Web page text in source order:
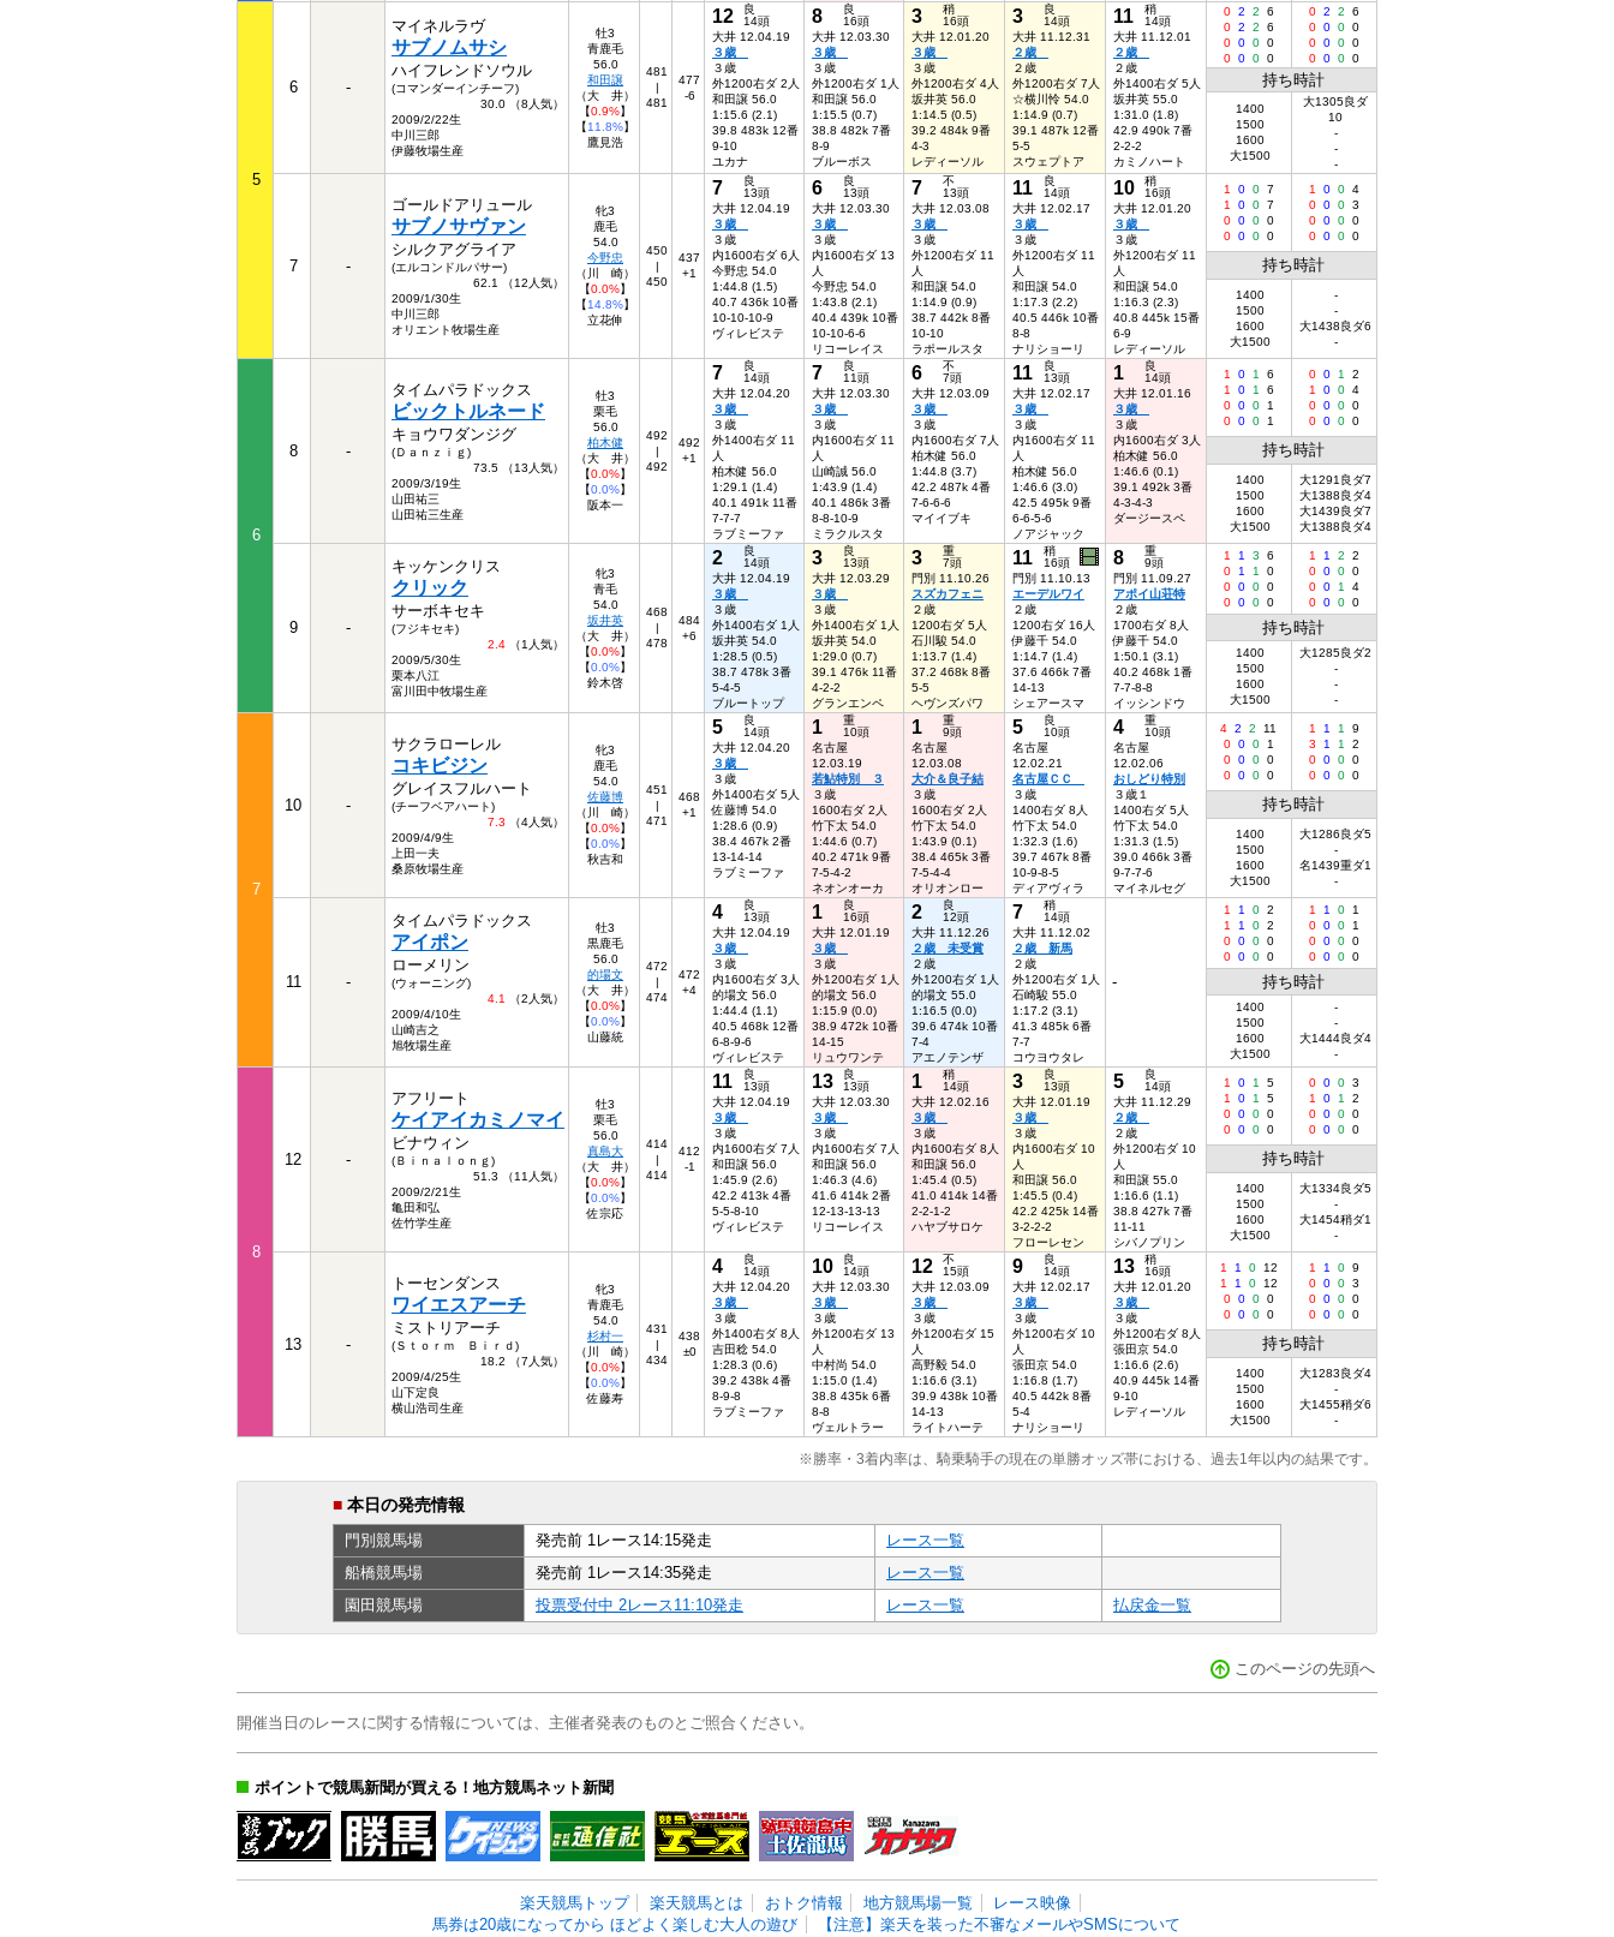
5
6 -
マイネルラヴ
サブノムサシ
ハイフレンドソウル
(コマンダーインチーフ)
30.0 （8人気）
2009/2/22生
中川三郎
伊藤牧場生産
牡3
青鹿毛
56.0
和田譲
（大 井）
【0.9%】
【11.8%】
鷹見浩
481
|
481
477
-6
12
良
14頭
大井 12.04.19
３歳
３歳
外1200右ダ 2人
和田譲 56.0
1:15.6 (2.1)
39.8 483k 12番
9-10
ユカナ
8
良
16頭
大井 12.03.30
３歳
３歳
外1200右ダ 1人
和田譲 56.0
1:15.5 (0.7)
38.8 482k 7番
8-9
ブルーボス
3
稍
16頭
大井 12.01.20
３歳
３歳
外1200右ダ 4人
坂井英 56.0
1:14.5 (0.5)
39.2 484k 9番
4-3
レディーソル
3
良
14頭
大井 11.12.31
２歳
２歳
外1200右ダ 7人
☆横川怜 54.0
1:14.9 (0.7)
39.1 487k 12番
5-5
スウェプトア
11
稍
14頭
大井 11.12.01
２歳
２歳
外1400右ダ 5人
坂井英 55.0
1:31.0 (1.8)
42.9 490k 7番
2-2-2
カミノハート
0 2 2
6
0 2 2
6
0 0 0 0
0 0 0 0
0 2 2
6
0 0 0 0
0 0 0 0
0 0 0 0
持ち時計
1400
1500
1600
大1500
大1305良ダ
10
-
-
-
7 -
ゴールドアリュール
サブノサヴァン
シルクアグライア
(エルコンドルパサー)
62.1 （12人気）
2009/1/30生
中川三郎
オリエント牧場生産
牝3
鹿毛
54.0
今野忠
（川 崎）
【0.0%】
【14.8%】
立花伸
450
|
450
437
+1
7
良
13頭
大井 12.04.19
３歳
３歳
内1600右ダ 6人
今野忠 54.0
1:44.8 (1.5)
40.7 436k 10番
10-10-10-9
ヴィレビステ
6
良
13頭
大井 12.03.30
３歳
３歳
内1600右ダ 13
人
今野忠 54.0
1:43.8 (2.1)
40.4 439k 10番
10-10-6-6
リコーレイス
7
不
13頭
大井 12.03.08
３歳
３歳
外1200右ダ 11
人
和田譲 54.0
1:14.9 (0.9)
38.7 442k 8番
10-10
ラポールスタ
11
良
14頭
大井 12.02.17
３歳
３歳
外1200右ダ 11
人
和田譲 54.0
1:17.3 (2.2)
40.5 446k 10番
8-8
ナリショーリ
10
稍
16頭
大井 12.01.20
３歳
３歳
外1200右ダ 11
人
和田譲 54.0
1:16.3 (2.3)
40.8 445k 15番
6-9
レディーソル
1 0 0 7
1
0 0 7
0 0 0 0
0 0 0 0
1 0 0 4
0 0 0 3
0 0 0 0
0 0 0 0
持ち時計
1400
1500
1600
大1500
-
-
大1438良ダ6
-
6
8 -
タイムパラドックス
ビックトルネード
キョウワダンジグ
(Ｄａｎｚｉｇ)
73.5 （13人気）
2009/3/19生
山田祐三
山田祐三生産
牡3
栗毛
56.0
柏木健
（大 井）
【0.0%】
【0.0%】
阪本一
492
|
492
492
+1
7
良
14頭
大井 12.04.20
３歳
３歳
外1400右ダ 11
人
柏木健 56.0
1:29.1 (1.4)
40.1 491k 11番
7-7-7
ラブミーファ
7
良
11頭
大井 12.03.30
３歳
３歳
内1600右ダ 11
人
山崎誠 56.0
1:43.9 (1.4)
40.1 486k 3番
8-8-10-9
ミラクルスタ
6
不
7頭
大井 12.03.09
３歳
３歳
内1600右ダ 7人
柏木健 56.0
1:44.8 (3.7)
42.2 487k 4番
7-6-6-6
マイイブキ
11
良
13頭
大井 12.02.17
３歳
３歳
内1600右ダ 11
人
柏木健 56.0
1:46.6 (3.0)
42.5 495k 9番
6-6-5-6
ノアジャック
1
良
14頭
大井 12.01.16
３歳
３歳
内1600右ダ 3人
柏木健 56.0
1:46.6 (0.1)
39.1 492k 3番
4-3-4-3
ダージースペ
1 0 1
6
1
0 1
6
0 0 0
1
0 0 0 1
0 0 1
2
1
0 0 4
0 0 0 0
0 0 0 0
持ち時計
1400
1500
1600
大1500
大1291良ダ7
大1388良ダ4
大1439良ダ7
大1388良ダ4
9 -
キッケンクリス
クリック
サーボキセキ
(フジキセキ)
2.4 （1人気）
2009/5/30生
栗本八江
富川田中牧場生産
牝3
青毛
54.0
坂井英
（大 井）
【0.0%】
【0.0%】
鈴木啓
468
|
478
484
+6
2
良
14頭
大井 12.04.19
３歳
３歳
外1400右ダ 1人
坂井英 54.0
1:28.5 (0.5)
38.7 478k 3番
5-4-5
ブルートップ
3
良
13頭
大井 12.03.29
３歳
３歳
外1400右ダ 1人
坂井英 54.0
1:29.0 (0.7)
39.1 476k 11番
4-2-2
グランエンペ
3
重
7頭
門別 11.10.26
スズカフェニ
２歳
1200右ダ 5人
石川駿 54.0
1:13.7 (1.4)
37.2 468k 8番
5-5
ヘヴンズパワ
11
稍
16頭
門別 11.10.13
エーデルワイ
２歳
1200右ダ 16人
伊藤千 54.0
1:14.7 (1.4)
37.6 466k 7番
14-13
シェアースマ
8
重
9頭
門別 11.09.27
アポイ山荘特
２歳
1700右ダ 8人
伊藤千 54.0
1:50.1 (3.1)
40.2 468k 1番
7-7-8-8
イッシンドウ
1 1 3
6
0
1 1
0
0 0 0 0
0 0 0 0
1 1 2
2
0 0 0 0
0 0 1
4
0 0 0 0
持ち時計
1400
1500
1600
大1500
大1285良ダ2
-
-
-
7
10 -
サクラローレル
コキビジン
グレイスフルハート
(チーフベアハート)
7.3 （4人気）
2009/4/9生
上田一夫
桑原牧場生産
牝3
鹿毛
54.0
佐藤博
（川 崎）
【0.0%】
【0.0%】
秋吉和
451
|
471
468
+1
5
良
14頭
大井 12.04.20
３歳
３歳
外1400右ダ 5人
佐藤博 54.0
1:28.6 (0.9)
38.4 467k 2番
13-14-14
ラブミーファ
1
重
10頭
名古屋
12.03.19
若鮎特別 ３
３歳
1600右ダ 2人
竹下太 54.0
1:44.6 (0.7)
40.2 471k 9番
7-5-4-2
ネオンオーカ
1
重
9頭
名古屋
12.03.08
大介＆良子結
３歳
1600右ダ 2人
竹下太 54.0
1:43.9 (0.1)
38.4 465k 3番
7-5-4-4
オリオンロー
5
良
10頭
名古屋
12.02.21
名古屋ＣＣ
３歳
1400右ダ 8人
竹下太 54.0
1:32.3 (1.6)
39.7 467k 8番
10-9-8-5
ディアヴィラ
4
重
10頭
名古屋
12.02.06
おしどり特別
３歳１
1400右ダ 5人
竹下太 54.0
1:31.3 (1.5)
39.0 466k 3番
9-7-7-6
マイネルセグ
4 2 2
11
0 0 0
1
0 0 0 0
0 0 0 0
1 1 1
9
3
1 1
2
0 0 0 0
0 0 0 0
持ち時計
1400
1500
1600
大1500
大1286良ダ5
-
名1439重ダ1
-
11 -
タイムパラドックス
アイポン
ローメリン
(ウォーニング)
4.1
（2人気）
2009/4/10生
山崎吉之
旭牧場生産
牡3
黒鹿毛
56.0
的場文
（大 井）
【0.0%】
【0.0%】
山藤統
472
|
474
472
+4
4
良
13頭
大井 12.04.19
３歳
３歳
内1600右ダ 3人
的場文 56.0
1:44.4 (1.1)
40.5 468k 12番
6-8-9-6
ヴィレビステ
1
良
16頭
大井 12.01.19
３歳
３歳
外1200右ダ 1人
的場文 56.0
1:15.9 (0.0)
38.9 472k 10番
14-15
リュウワンテ
2
良
12頭
大井 11.12.26
２歳 未受賞
２歳
外1200右ダ 1人
的場文 55.0
1:16.5 (0.0)
39.6 474k 10番
7-4
アエノテンザ
7
稍
14頭
大井 11.12.02
２歳 新馬
２歳
外1200右ダ 1人
石崎駿 55.0
1:17.2 (3.1)
41.3 485k 6番
7-7
コウヨウタレ
-
1 1 0 2
1
1 0 2
0 0 0 0
0 0 0 0
1 1 0
1
0 0 0
1
0 0 0 0
0 0 0 0
持ち時計
1400
1500
1600
大1500
-
-
大1444良ダ4
-
8
12 -
アフリート
ケイアイカミノマイ
ビナウィン
(Ｂｉｎａｌｏｎｇ)
51.3 （11人気）
2009/2/21生
亀田和弘
佐竹学生産
牡3
栗毛
56.0
真島大
（大 井）
【0.0%】
【0.0%】
佐宗応
414
|
414
412
-1
11
良
13頭
大井 12.04.19
３歳
３歳
内1600右ダ 7人
和田譲 56.0
1:45.9 (2.6)
42.2 413k 4番
5-5-8-10
ヴィレビステ
13
良
13頭
大井 12.03.30
３歳
３歳
内1600右ダ 7人
和田譲 56.0
1:46.3 (4.6)
41.6 414k 2番
12-13-13-13
リコーレイス
1
稍
14頭
大井 12.02.16
３歳
３歳
内1600右ダ 8人
和田譲 56.0
1:45.4 (0.5)
41.0 414k 14番
2-2-1-2
ハヤブサロケ
3
良
13頭
大井 12.01.19
３歳
３歳
内1600右ダ 10
人
和田譲 56.0
1:45.5 (0.4)
42.2 425k 14番
3-2-2-2
フローレセン
5
良
14頭
大井 11.12.29
２歳
２歳
外1200右ダ 10
人
和田譲 55.0
1:16.6 (1.1)
38.8 427k 7番
11-11
シバノプリン
1 0 1
5
1
0 1
5
0 0 0 0
0 0 0 0
0 0 0 3
1
0 1
2
0 0 0 0
0 0 0 0
持ち時計
1400
1500
1600
大1500
大1334良ダ5
-
大1454稍ダ1
-
13 -
トーセンダンス
ワイエスアーチ
ミストリアーチ
(Ｓｔｏｒｍ Ｂｉｒｄ)
18.2 （7人気）
2009/4/25生
山下定良
横山浩司生産
牝3
青鹿毛
54.0
杉村一
（川 崎）
【0.0%】
【0.0%】
佐藤寿
431
|
434
438
±0
4
良
14頭
大井 12.04.20
３歳
３歳
外1400右ダ 8人
吉田稔 54.0
1:28.3 (0.6)
39.2 438k 4番
8-9-8
ラブミーファ
10
良
14頭
大井 12.03.30
３歳
３歳
外1200右ダ 13
人
中村尚 54.0
1:15.0 (1.4)
38.8 435k 6番
8-8
ヴェルトラー
12
不
15頭
大井 12.03.09
３歳
３歳
外1200右ダ 15
人
高野毅 54.0
1:16.6 (3.1)
39.9 438k 10番
14-13
ライトハーテ
9
良
14頭
大井 12.02.17
３歳
３歳
外1200右ダ 10
人
張田京 54.0
1:16.8 (1.7)
40.5 442k 8番
5-4
ナリショーリ
13
稍
16頭
大井 12.01.20
３歳
３歳
外1200右ダ 8人
張田京 54.0
1:16.6 (2.6)
40.9 445k 14番
9-10
レディーソル
1 1 0
12
1
1 0
12
0 0 0 0
0 0 0 0
1 1 0 9
0 0 0 3
0 0 0 0
0 0 0 0
持ち時計
1400
1500
1600
大1500
大1283良ダ4
-
大1455稍ダ6
-
※勝率・3着内率は、騎乗騎手の現在の単勝オッズ帯における、過去1年以内の結果です。
■ 本日の発売情報
門別競馬場 発売前 1レース14:15発走
レース一覧
船橋競馬場 発売前 1レース14:35発走
レース一覧
園田競馬場 投票受付中 2レース11:10発走 レース一覧 払戻金一覧
このページの先頭へ
開催当日のレースに関する情報については、主催者発表のものとご照合ください。
ポイントで競馬新聞が買える！地方競馬ネット新聞
楽天競馬トップ 楽天競馬とは おトク情報 地方競馬場一覧
レース映像
馬券は20歳になってから ほどよく楽しむ大人の遊び
【注意】楽天を装った不審なメールやSMSについて